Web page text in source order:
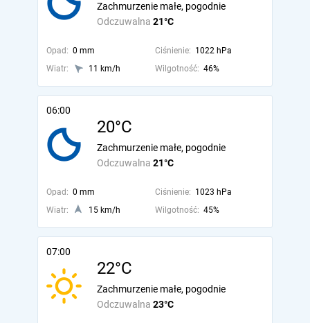
Odczuwalna 21°C
Zachmurzenie małe, pogodnie
Opad: 0 mm Ciśnienie: 1022 hPa
Wiatr:
11 km/h Wilgotność: 46%
06:00
20°C
Odczuwalna 21°C
Zachmurzenie małe, pogodnie
Opad: 0 mm Ciśnienie: 1023 hPa
Wiatr:
15 km/h Wilgotność: 45%
07:00
22°C
Odczuwalna 23°C
Zachmurzenie małe, pogodnie